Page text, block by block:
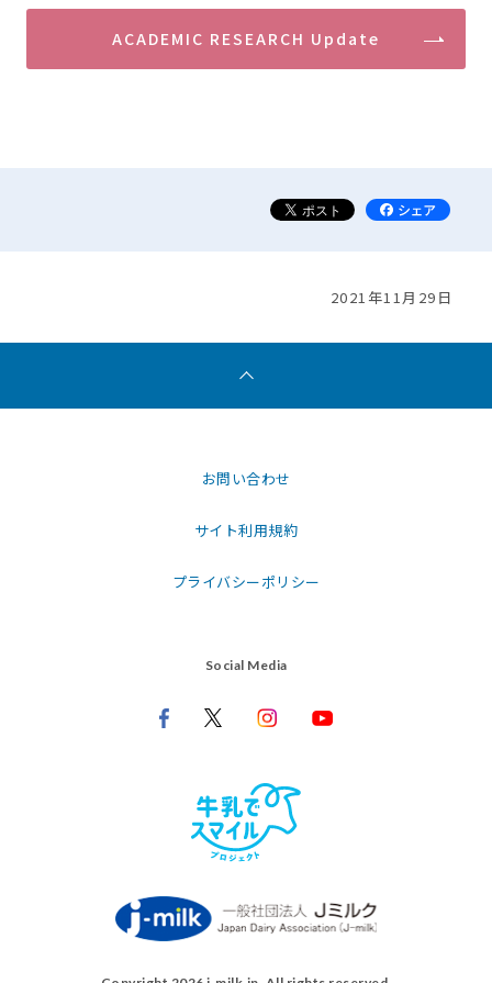
ACADEMIC RESEARCH Update
2021年11月29日
お問い合わせ
サイト利用規約
プライバシーポリシー
Social Media